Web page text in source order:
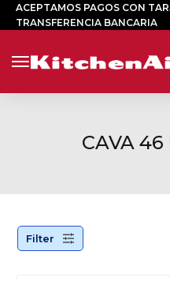
ACEPTAMOS PAGOS CON
TRANSFERENCIA BANCARIA
CAVA 46
Filter